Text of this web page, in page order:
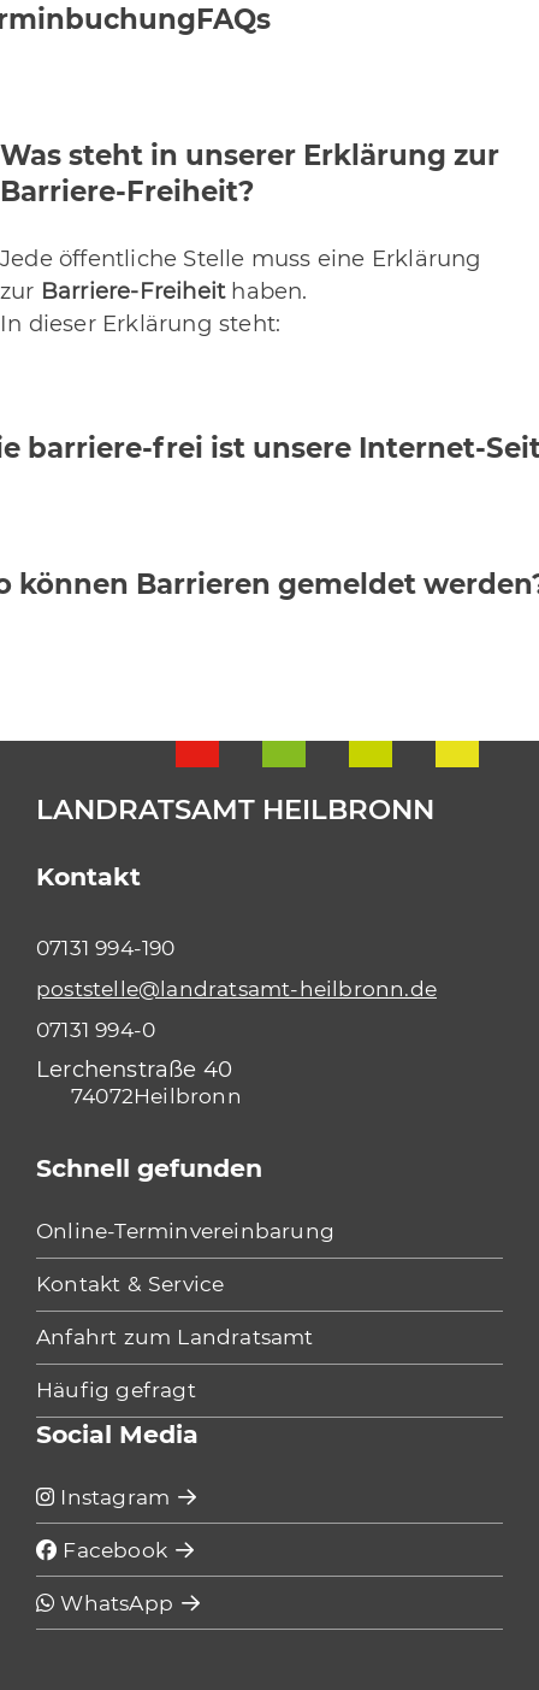
FAQs
Was steht in unserer Erklärung zur
Barriere-Freiheit?
Jede öffentliche Stelle muss eine Erklärung
zur Barriere-Freiheithaben.
In dieser Erklärung steht:
barriere-frei ist unsere Internet-
können Barrieren gemeldet
LANDRATSAMT HEILBRONN
Kontakt
Lerchenstraße 40
74072Heilbronn
poststelle@landratsamt-heilbronn.de
07131 994-0
07131 994-190
Schnell gefunden
Online-Terminvereinbarung
Kontakt & Service
Anfahrt zum Landratsamt
Häufig gefragt
Social Media
Instagram
Facebook
WhatsApp